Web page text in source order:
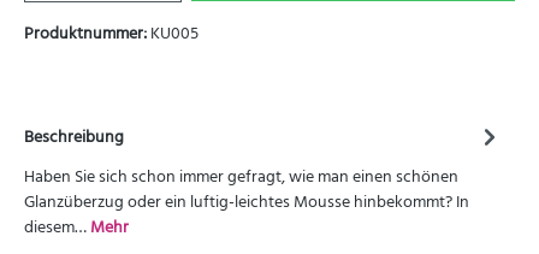
Produktnummer:KU005
Beschreibung
Haben Sie sich schon immer gefragt, wie man einen schönen
Glanzüberzug oder ein luftig-leichtes Mousse hinbekommt? In
diesem…Mehr